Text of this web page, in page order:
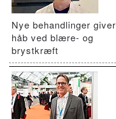
Nye behandlinger giver
håb ved blære- og
brystkræft